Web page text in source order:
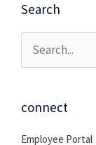
Search
Cari
untuk:
connect
Employee Portal